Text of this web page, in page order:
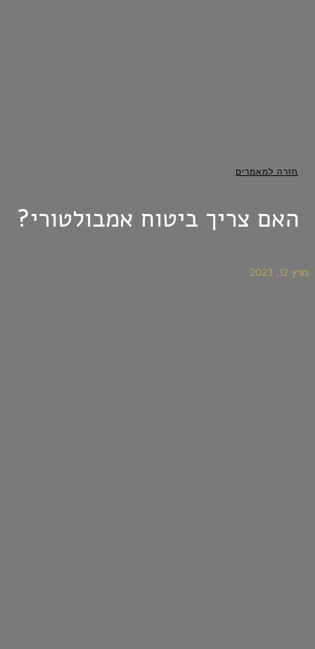
חזרה למאמרים
האם צריך ביטוח אמבולטורי?
מרץ 12, 2023